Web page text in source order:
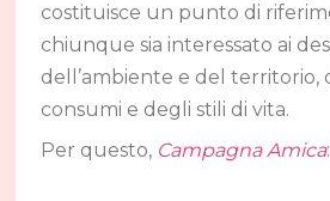
costituisce un punto di
chiunque sia interessato ai
dell’ambiente e del territorio,
consumi e degli stili di vita.
Per questo, Campagna Amica: